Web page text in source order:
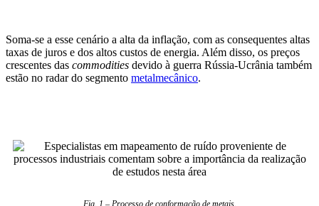
Soma-se a esse cenário a alta da inflação, com as consequentes altas
taxas de juros e dos altos custos de energia. Além disso, os preços
crescentes das commodities devido à guerra Rússia-Ucrânia também
estão no radar do segmento metalmecânico.